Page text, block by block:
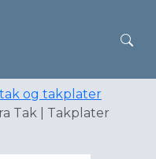
og takplater
Tak | Takplater